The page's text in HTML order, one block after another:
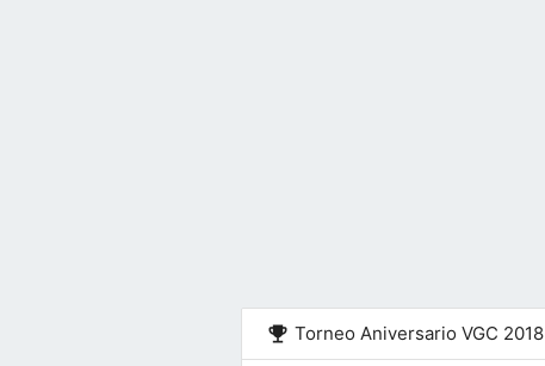
emoji_events Torneo Aniversario VGC 2018